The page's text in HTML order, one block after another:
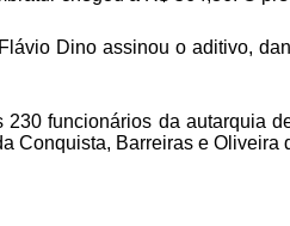
Dino assinou o aditivo,
funcionários da autarquia
Conquista, Barreiras e Oliveira